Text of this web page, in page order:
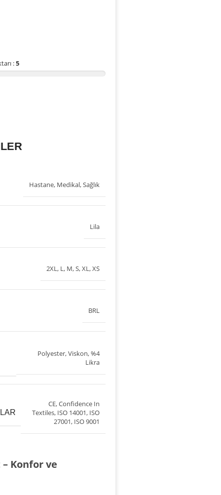
:5
Hastane, Medikal,Sağlık
Lila
2XL , L , M,S,XL ,XS
BRL
Polyester, Viskon, %4
Likra
CE,Confidence In
Textiles, ISO 14001, ISO
27001, ISO 9001
Konfor ve